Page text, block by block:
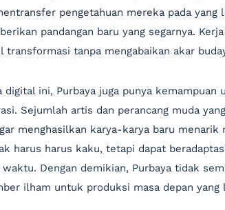
pengetahuan mereka pada yang
pandangan baru yang segarnya.
transformasi tanpa mengabaikan akar
digital ini, Purbaya juga punya
Sejumlah artis dan perancang muda
menghasilkan karya-karya baru
harus harus kaku, tetapi dapat
waktu. Dengan demikian, Purbaya tidak
ilham untuk produksi masa depan